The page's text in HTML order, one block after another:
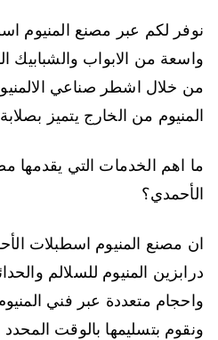
نوفر لكم عبر مصنع المنيوم
واسعة من الابواب والشبابيك
من خلال اشطر صناعي
المنيوم من الخارج يتميز بصلابة
ما اهم الخدمات التي يقدمها
الأحمدي؟
ان مصنع المنيوم اسطبلات
درابزين المنيوم للسلالم
واحجام متعددة عبر فني
ونقوم بتسليمها بالوقت المحدد